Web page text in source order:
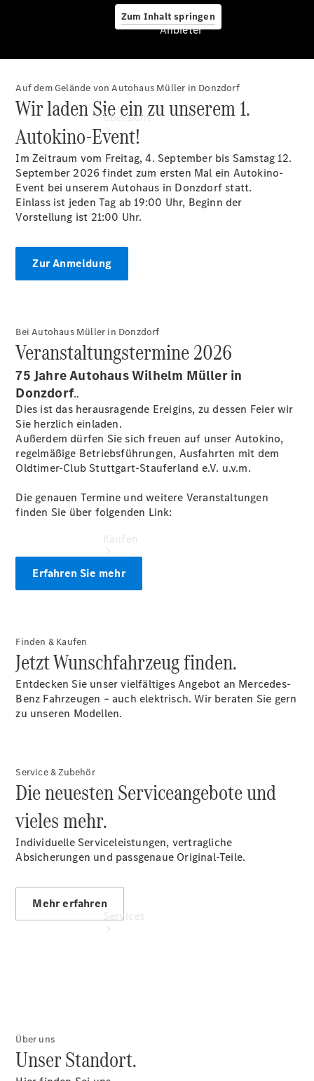
Zum Inhalt springen
Anbieter
Übersicht
Ansprechpartner
finden
Servicetermin
buchen
Tel.: +49
7162
Übersicht
Gebrauchtwagen
Junge
Sterne -
elektrisch
Services
MüllerClassic
Anbieter
Auf dem Gelände von Autohaus Müller in Donzdorf
Wir laden Sie ein zu unserem 1.
Autokino-Event!
Im Zeitraum vom Freitag, 4. September bis Samstag 12.
September 2026 findet zum ersten Mal ein Autokino-
Event bei unserem Autohaus in Donzdorf statt.
Einlass ist jeden Tag ab 19:00 Uhr, Beginn der
Vorstellung ist 21:00 Uhr.
Zur Anmeldung
Bei Autohaus Müller in Donzdorf
Veranstaltungstermine 2026
75 Jahre Autohaus Wilhelm Müller in
Donzdorf..
Dies ist das herausragende Ereigins, zu dessen Feier wir
Sie herzlich einladen.
Außerdem dürfen Sie sich freuen auf unser Autokino,
regelmäßige Betriebsführungen, Ausfahrten mit dem
Oldtimer-Club Stuttgart-Stauferland e.V. u.v.m.
Die genauen Termine und weitere Veranstaltungen
finden Sie über folgenden Link:
Erfahren Sie mehr
Finden & Kaufen
Jetzt Wunschfahrzeug finden.
Entdecken Sie unser vielfältiges Angebot an Mercedes-
Benz Fahrzeugen – auch elektrisch. Wir beraten Sie gern
zu unseren Modellen.
Service & Zubehör
Die neuesten Serviceangebote und
vieles mehr.
Individuelle Serviceleistungen, vertragliche
Absicherungen und passgenaue Original-Teile.
Mehr erfahren
Über uns
Unser Standort.